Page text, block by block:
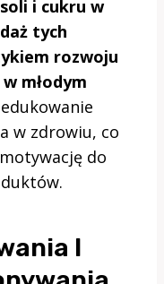
i cukru w
tych
rozwoju
młodym
w zdrowiu, co
do
I